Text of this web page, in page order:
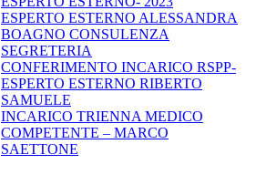
ESPERTO ESTERNO ALESSANDRA
BOAGNO CONSULENZA
SEGRETERIA
CONFERIMENTO INCARICO RSPP-
ESPERTO ESTERNO RIBERTO
SAMUELE
INCARICO TRIENNA MEDICO
COMPETENTE – MARCO
SAETTONE